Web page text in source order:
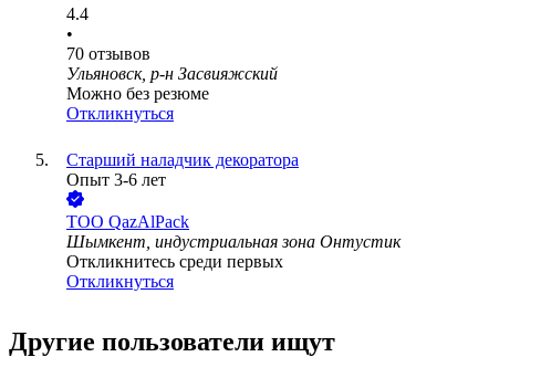
4.4
•
70 отзывов
Ульяновск, р-н Засвияжский
Можно без резюме
Откликнуться
Старший наладчик декоратора
Опыт 3-6 лет
ТОО QazAlPack
Шымкент, индустриальная зона Онтустик
Откликнитесь среди первых
Откликнуться
Другие пользователи ищут